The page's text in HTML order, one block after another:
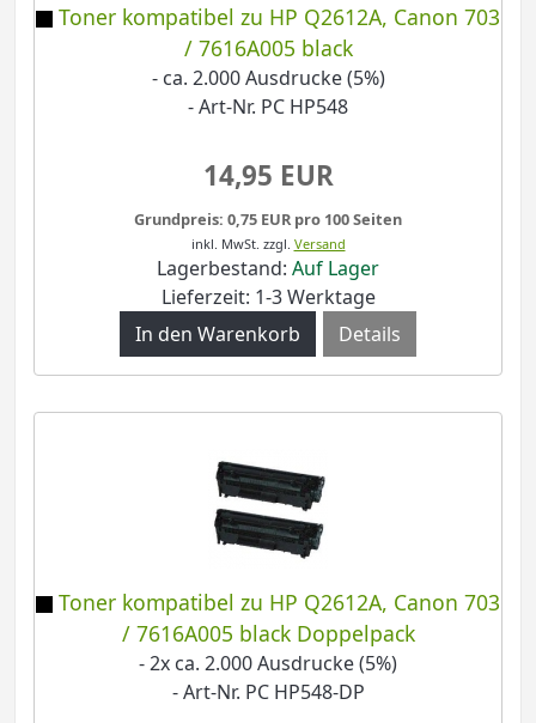
Toner kompatibel zu HP Q2612A, Canon 703
/ 7616A005 black
- ca. 2.000 Ausdrucke (5%)
- Art-Nr. PC HP548
14,95 EUR
Grundpreis: 0,75 EUR pro 100 Seiten
inkl. MwSt. zzgl. Versand
Lagerbestand: Auf Lager
Lieferzeit: 1-3 Werktage
Details
Toner kompatibel zu HP Q2612A, Canon 703
/ 7616A005 black Doppelpack
- 2x ca. 2.000 Ausdrucke (5%)
- Art-Nr. PC HP548-DP